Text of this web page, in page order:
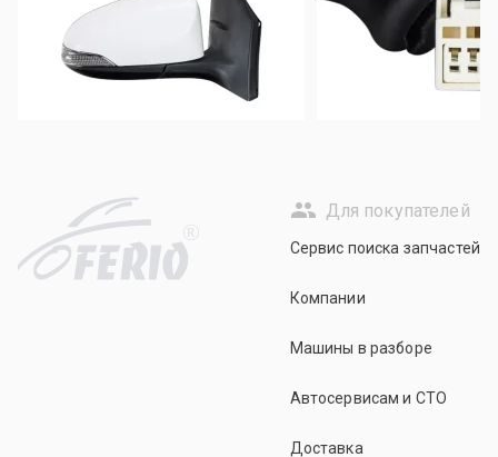
R
Для покупателей
Сервис поиска запчастей
Компании
Машины в разборе
Автосервисам и СТО
Доставка